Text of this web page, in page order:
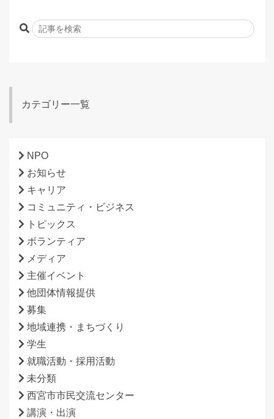
カテゴリー一覧
NPO
お知らせ
キャリア
コミュニティ・ビジネス
トピックス
ボランティア
メディア
主催イベント
他団体情報提供
募集
地域連携・まちづくり
学生
就職活動・採用活動
未分類
西宮市市民交流センター
講演・出演